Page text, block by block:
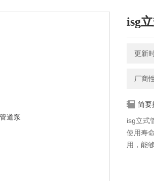
isg
更新
厂商
简要
isg立式
使用寿
用，能